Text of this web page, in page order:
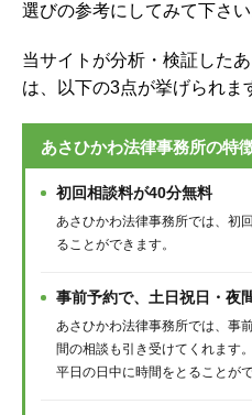
選びの参考にしてみて下さい
当サイトが分析・検証した
は、以下の3点が挙げられま
あさひかわ法律事務所の特
初回相談料が40分無料
あさひかわ法律事務所では、初
ることができます。
事前予約で、土日祝日・夜
あさひかわ法律事務所では、事
間の相談も引き受けてくれます。
平日の日中に時間をとることが